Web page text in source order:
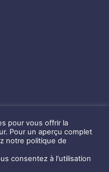
STBK ©
pour vous offrir la
Pour un aperçu complet
notre politique de
consentez à l'utilisation